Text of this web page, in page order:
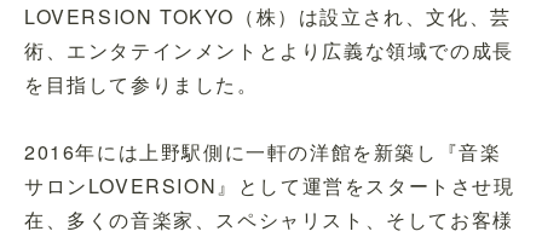
LOVERSION TOKYO（株）は設立され、文化、芸
術、エンタテインメントとより広義な領域での成長
を目指して参りました。
2016年には上野駅側に一軒の洋館を新築し『音楽
サロンLOVERSION』として運営をスタートさせ現
在、多くの音楽家、スペシャリスト、そしてお客様